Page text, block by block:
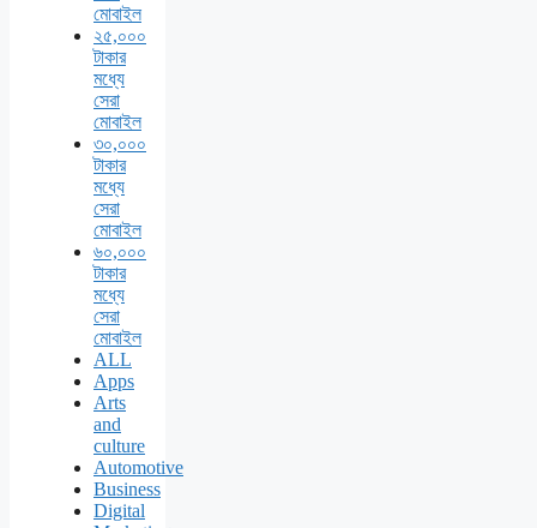
মোবাইল
২৫,০০০
টাকার
মধ্যে
সেরা
মোবাইল
৩০,০০০
টাকার
মধ্যে
সেরা
মোবাইল
৬০,০০০
টাকার
মধ্যে
সেরা
মোবাইল
ALL
Apps
Arts
and
culture
Automotive
Business
Digital